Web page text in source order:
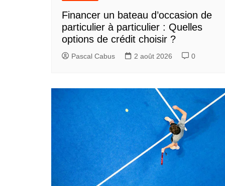
Financer un bateau d’occasion de
particulier à particulier : Quelles
options de crédit choisir ?
Pascal Cabus 2 août 2026 0